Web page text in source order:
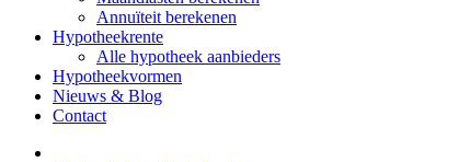
Annuïteit berekenen
Hypotheekrente
Alle hypotheek aanbieders
Hypotheekvormen
Nieuws & Blog
Contact